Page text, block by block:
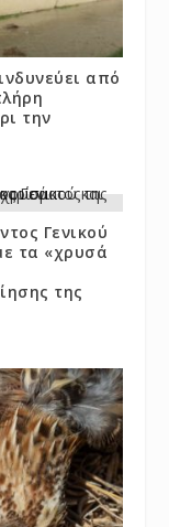
από
την
Γενικού
τα «χρυσά
της